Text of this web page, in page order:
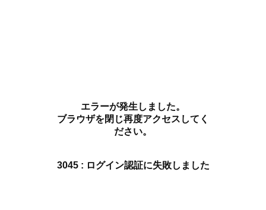
エラーが発生しました。
ブラウザを閉じ再度アクセスしてく
ださい。
3045 : ログイン認証に失敗しました